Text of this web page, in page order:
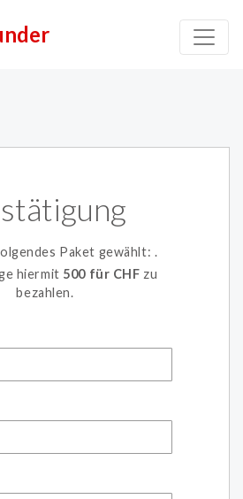
Paket gewählt: .
hiermit 500 für CHF zu
bezahlen.